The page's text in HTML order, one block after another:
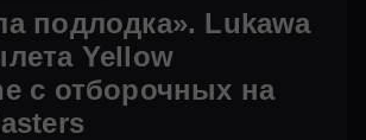
подлодка». Lukawa
Yellow
с отборочных на